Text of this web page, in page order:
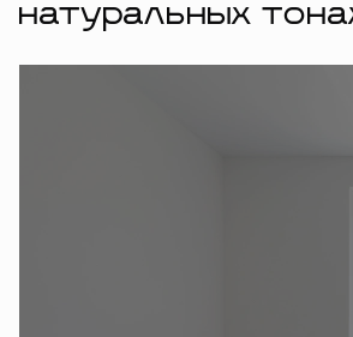
натуральных